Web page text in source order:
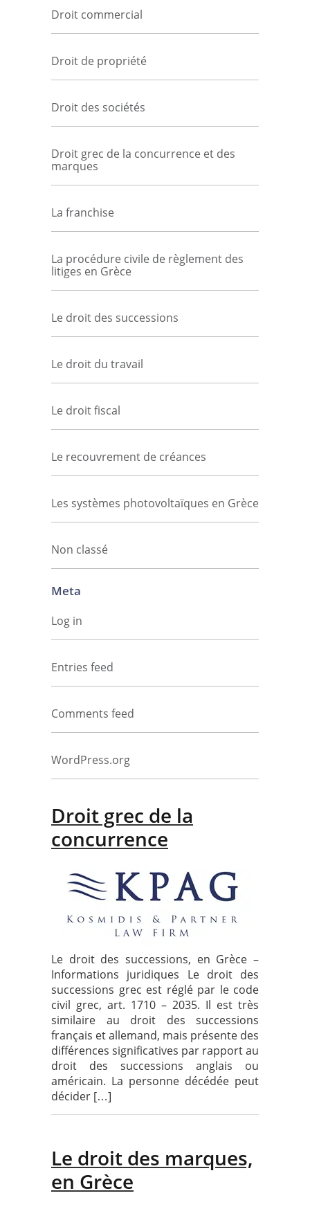
Droit commercial
Droit de propriété
Droit des sociétés
Droit grec de la concurrence et des
marques
La franchise
La procédure civile de règlement des
litiges en Grèce
Le droit des successions
Le droit du travail
Le droit fiscal
Le recouvrement de créances
Les systèmes photovoltaïques en Grèce
Non classé
Meta
Log in
Entries feed
Comments feed
WordPress.org
Droit grec de la
concurrence
Le droit des successions, en Grèce –
Informations juridiques Le droit des
successions grec est réglé par le code
civil grec, art. 1710 – 2035. Il est très
similaire au droit des successions
français et allemand, mais présente des
différences significatives par rapport au
droit des successions anglais ou
américain. La personne décédée peut
décider […]
Le droit des marques,
en Grèce